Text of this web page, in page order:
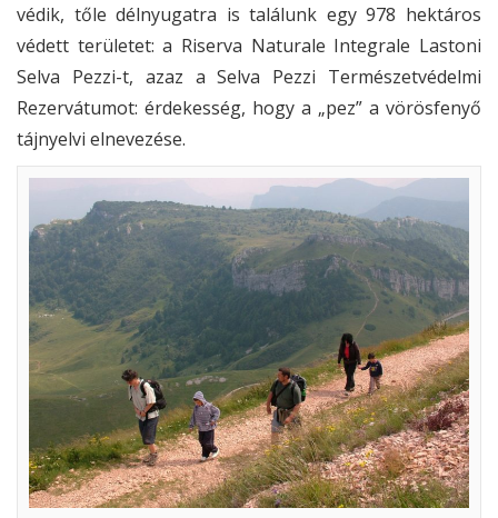
védik, tőle délnyugatra is találunk egy 978 hektáros
védett területet: a Riserva Naturale Integrale Lastoni
Selva Pezzi-t, azaz a Selva Pezzi Természetvédelmi
Rezervátumot: érdekesség, hogy a „pez” a vörösfenyő
tájnyelvi elnevezése.